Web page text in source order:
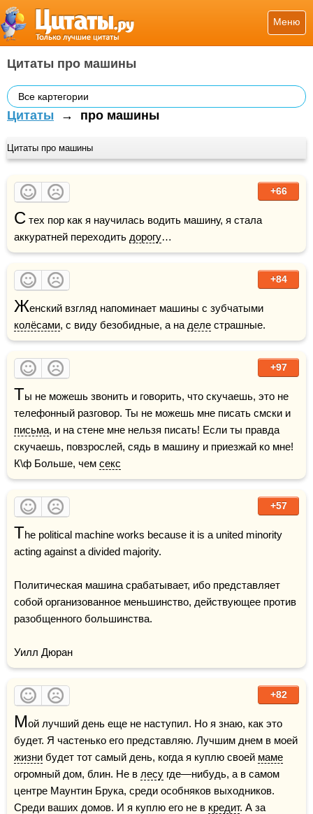
Меню
Цитаты про машины
Все картегории
Цитаты → про машины
Цитаты про машины
+66
С тех пор как я научилась водить машину, я стала
аккуратней переходить дорогу…
+84
Ж
колёсами, с виду безобидные, а на деле страшные.
+97
Ты не можешь звонить и говорить, что скучаешь, это не
письма, и на стене мне нельзя писать! Если ты правда
скучаешь, повзрослей, сядь в машину и приезжай ко мне!
К\ф Больше, чем секс
+57
The political machine works because it is a united minority
acting against a divided majority.
Политическая машина срабатывает, ибо представляет
собой организованное меньшинство, действующее против
разобщенного большинства.
Уилл Дюран
+82
Мой лучший день еще не наступил. Но я знаю, как это
жизни будет тот самый день, когда я куплю своей маме
огромный дом, блин. Не в лесу где—нибудь, а в самом
центре Маунтин Брука, среди особняков выходников.
Среди ваших домов. И я куплю его не в кредит. А за